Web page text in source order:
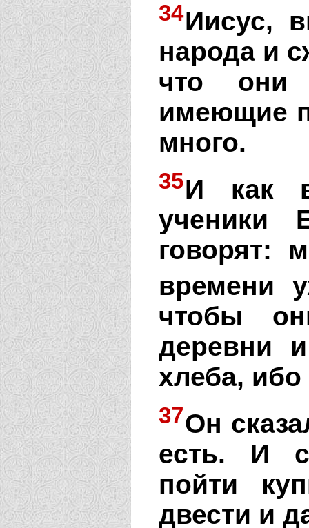
34Иисус,
народа и
что
имеющие
много.
35И как
ученики
говорят:
времени
чтобы
деревни
хлеба, ибо
37Он
есть. И
пойти
двести и